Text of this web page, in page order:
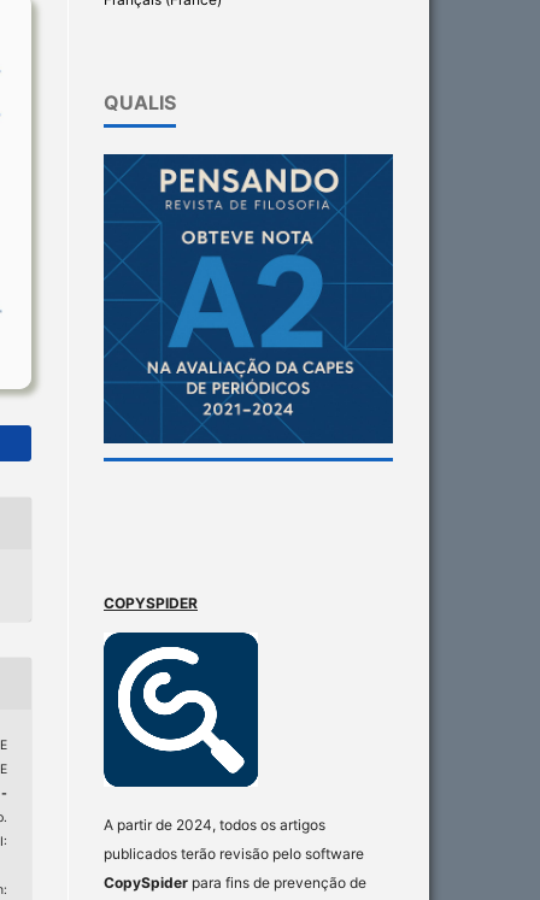
QUALIS
COPYSPIDER
A partir de 2024, todos os artigos
publicados terão revisão pelo software
CopySpider para fins de prevenção de